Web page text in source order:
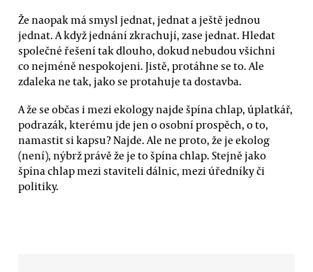
Že naopak má smysl jednat, jednat a ještě jednou
jednat. A když jednání zkrachují, zase jednat. Hledat
společné řešení tak dlouho, dokud nebudou všichni
co nejméně nespokojeni. Jistě, protáhne se to. Ale
zdaleka ne tak, jako se protahuje ta dostavba.
A že se občas i mezi ekology najde špína chlap, úplatkář,
podrazák, kterému jde jen o osobní prospěch, o to,
namastit si kapsu? Najde. Ale ne proto, že je ekolog
(není), nýbrž právě že je to špína chlap. Stejně jako
špína chlap mezi staviteli dálnic, mezi úředníky či
politiky.